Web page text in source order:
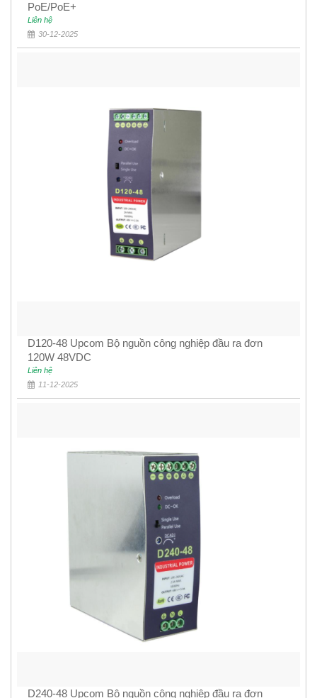
PoE/PoE+
Liên hệ
30-12-2025
D120-48 Upcom Bộ nguồn công nghiệp đầu ra đơn
120W 48VDC
Liên hệ
11-12-2025
D240-48 Upcom Bộ nguồn công nghiệp đầu ra đơn